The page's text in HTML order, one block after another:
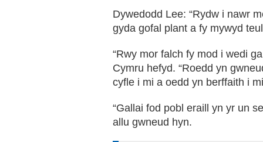
Dywedodd Lee: “Rydw i nawr
gyda gofal plant a fy mywyd
“Rwy mor falch fy mod i wedi
Cymru hefyd. “Roedd yn
cyfle i mi a oedd yn berffaith i
“Gallai fod pobl eraill yn yr un
allu gwneud hyn.